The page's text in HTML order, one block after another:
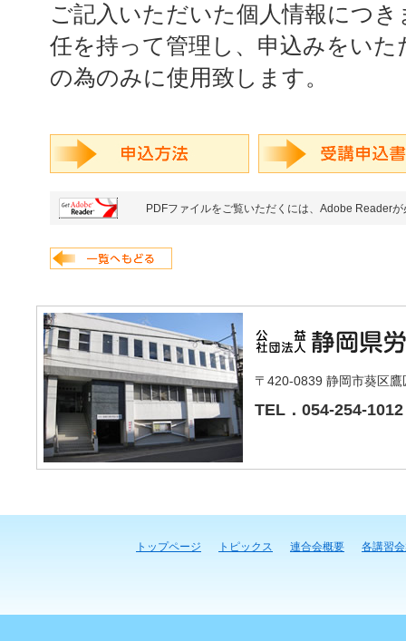
ご記入いただいた個人情報につ
任を持って管理し、申込みをい
の為のみに使用致します。
PDFファイルをご覧いただくには、Adobe Reader
〒420-0839 静岡市葵区
TEL．054-254-
トップページ トピックス 連合会概要 各講習